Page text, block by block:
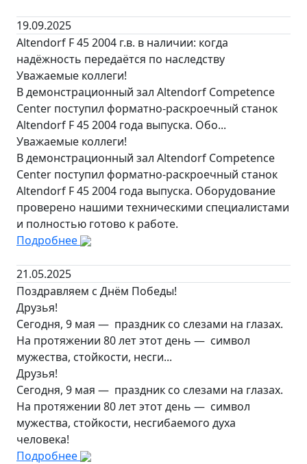
19.09.2025
Altendorf F 45 2004 г.в. в наличии: когда
надёжность передаётся по наследству
Уважаемые коллеги!
В демонстрационный зал Altendorf Competence
Center поступил форматно-раскроечный станок
Altendorf F 45 2004 года выпуска. Обо...
Уважаемые коллеги!
В демонстрационный зал Altendorf Competence
Center поступил форматно-раскроечный станок
Altendorf F 45 2004 года выпуска. Оборудование
проверено нашими техническими специалистами
и полностью готово к работе.
Подробнее
21.05.2025
Поздравляем с Днём Победы!
Друзья!
Сегодня, 9 мая — праздник со слезами на глазах.
На протяжении 80 лет этот день — символ
мужества, стойкости, несги...
Друзья!
Сегодня, 9 мая — праздник со слезами на глазах.
На протяжении 80 лет этот день — символ
мужества, стойкости, несгибаемого духа
человека!
Подробнее